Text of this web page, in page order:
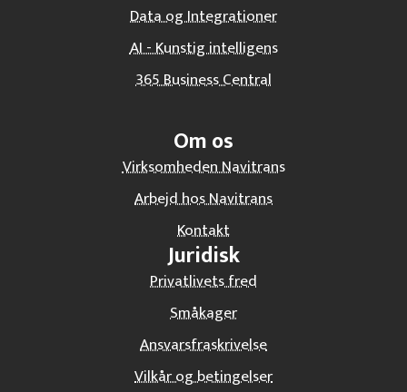
Data og Integrationer
AI - Kunstig intelligens
365 Business Central
Om os
Virksomheden Navitrans
Arbejd hos Navitrans
Kontakt
Juridisk
Privatlivets fred
Småkager
Ansvarsfraskrivelse
Vilkår og betingelser